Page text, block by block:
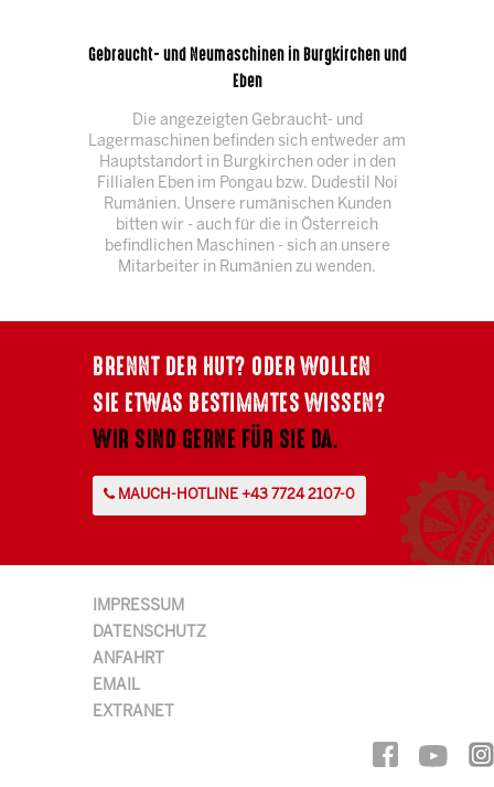
Gebraucht- und Neumaschinen in Burgkirchen und
Eben
Die angezeigten Gebraucht- und
Lagermaschinen befinden sich entweder am
Hauptstandort in Burgkirchen oder in den
Fillialen Eben im Pongau bzw. Dudestil Noi
Rumänien. Unsere rumänischen Kunden
bitten wir - auch für die in Österreich
befindlichen Maschinen - sich an unsere
Mitarbeiter in Rumänien zu wenden.
BRENNT DER HUT? ODER WOLLEN
SIE ETWAS BESTIMMTES WISSEN?
WIR SIND GERNE FÜR SIE DA.
MAUCH-HOTLINE +43 7724 2107-0
IMPRESSUM
DATENSCHUTZ
ANFAHRT
EMAIL
EXTRANET